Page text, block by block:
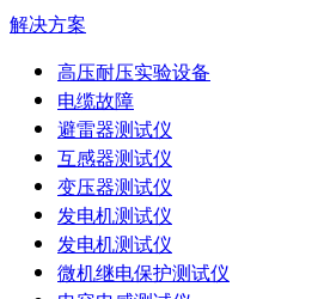
解决方案
高压耐压实验设备
电缆故障
避雷器测试仪
互感器测试仪
变压器测试仪
发电机测试仪
发电机测试仪
微机继电保护测试仪